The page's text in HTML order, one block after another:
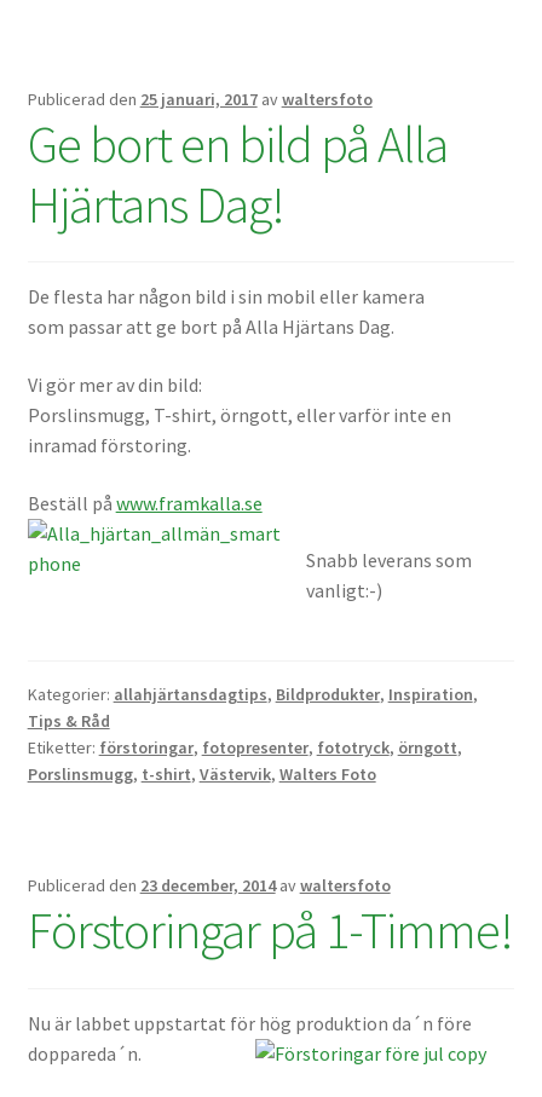
Batterier för Nikon
Batterier övriga
Arkivering
Rengöring & Vård
Fyndhörnan
Luppar & Förstoringsglas
Skrivare & Tillbehör
Skanner
Framkallning – Digitalt
Publicerad den 25 januari, 2017 avwaltersfoto
Ge bort en bild på Alla
Hjärtans Dag!
De flesta har någon bild i sin mobil eller kamera
som passar att ge bort på Alla Hjärtans Dag.
Vi gör mer av din bild:
Porslinsmugg, T-shirt, örngott, eller varför inte en
inramad förstoring.
Beställ på www.framkalla.se
Snabb leverans som
vanligt:-)
Kategorier: allahjärtansdagtips, Bildprodukter, Inspiration,
Tips & Råd
Etiketter: förstoringar, fotopresenter, fototryck, örngott,
Porslinsmugg, t-shirt, Västervik, Walters Foto
Publicerad den 23 december, 2014 avwaltersfoto
Förstoringar på 1-Timme!
Nu är labbet uppstartat för hög produktion da´n före
doppareda´n.